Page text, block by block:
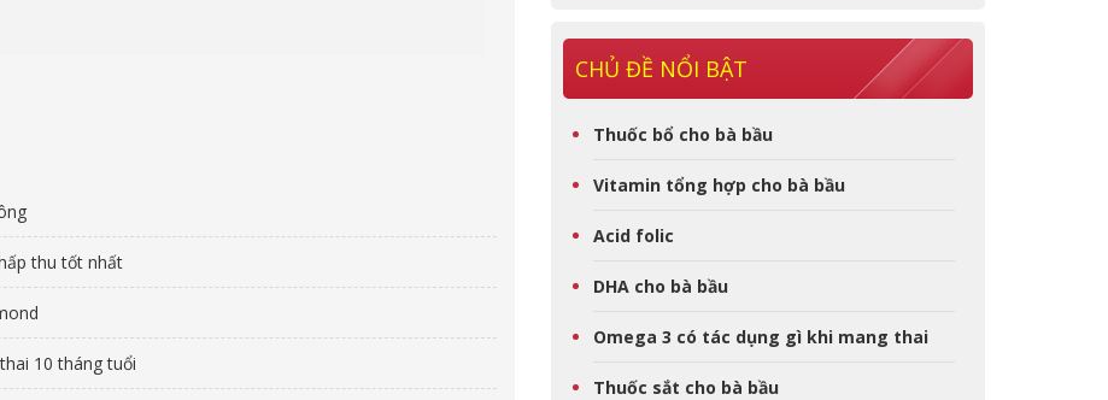
thu tốt nhất
10 tháng tuổi
CHỦ ĐỀ NỔI BẬT
Thuốc bổ cho bà bầu
Vitamin tổng hợp cho bà bầu
Acid folic
DHA cho bà bầu
Omega 3 có tác dụng gì khi mang thai
Thuốc sắt cho bà bầu